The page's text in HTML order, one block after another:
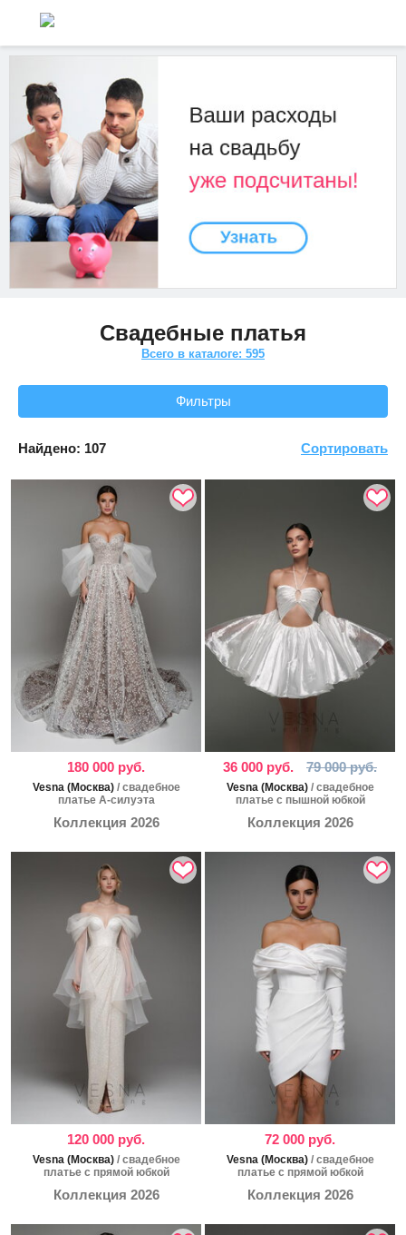
Свадебные платья
Всего в каталоге: 595
Фильтры
Найдено: 107 Сортировать
180 000 руб.
Vesna (Москва)/ свадебное
платье А-силуэта
Коллекция 2026
36 000 руб. 79 000 руб.
Vesna (Москва)/ свадебное
платье с пышной юбкой
Коллекция 2026
120 000 руб.
Vesna (Москва)/ свадебное
платье с прямой юбкой
Коллекция 2026
72 000 руб.
Vesna (Москва)/ свадебное
платье с прямой юбкой
Коллекция 2026